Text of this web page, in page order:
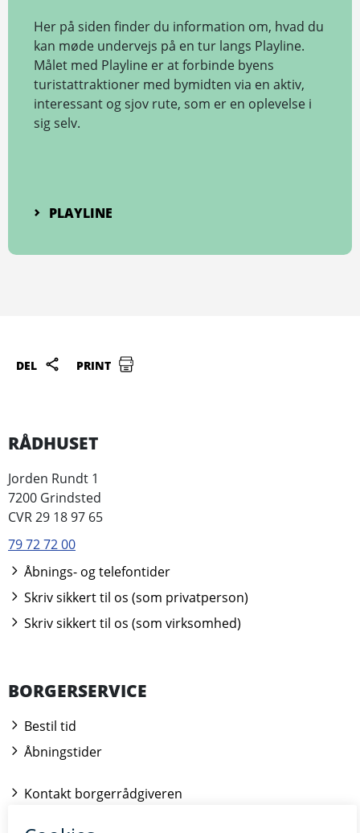
Her på siden finder du information om, hvad du
kan møde undervejs på en tur langs Playline.
Målet med Playline er at forbinde byens
turistattraktioner med bymidten via en aktiv,
interessant og sjov rute, som er en oplevelse i
sig selv.
PLAYLINE
DEL PRINT
RÅDHUSET
Jorden Rundt 1
7200 Grindsted
CVR 29 18 97 65
79 72 72 00
Åbnings- og telefontider
Skriv sikkert til os (som privatperson)
Skriv sikkert til os (som virksomhed)
BORGERSERVICE
Bestil tid
Åbningstider
Kontakt borgerrådgiveren